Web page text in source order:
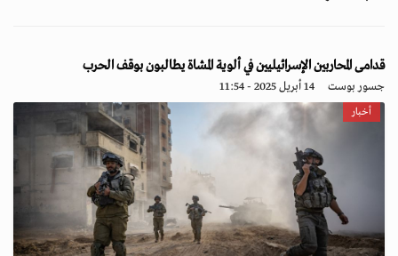
قدامى المحاربين الإسرائيليين في ألوية المشاة يطالبون بوقف الحرب
جسور بوست 14 أبريل 2025 - 11:54
أخبار